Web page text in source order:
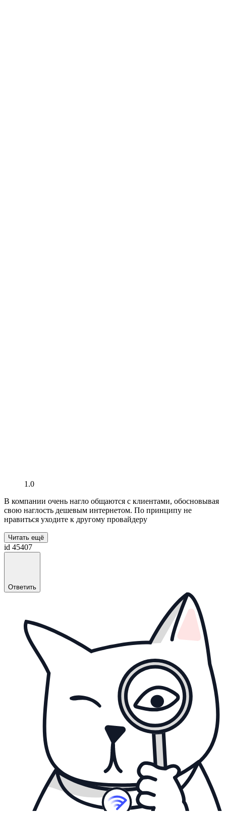
1.0
В компании очень нагло общаются с клиентами, обосновывая
свою наглость дешевым интернетом. По принципу не
нравиться уходите к другому провайдеру
Читать ещё
id 45407
Ответить